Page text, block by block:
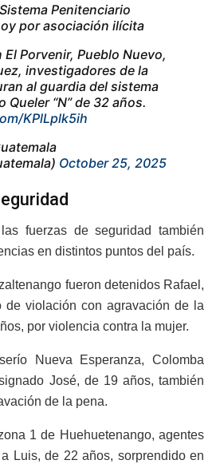
Penitenciario
por asociación ilícita
El Porvenir, Pueblo Nuevo,
investigadores de la
al guardia del sistema
Queler “N” de 32 años.
KPlLplk5ih
October 25, 2025
fuerzas de seguridad también
en distintos puntos del país.
fueron detenidos Rafael,
de violación con agravación de la
por violencia contra la mujer.
Nueva Esperanza, Colomba
José, de 19 años, también
de la pena.
1 de Huehuetenango, agentes
Luis, de 22 años, sorprendido en